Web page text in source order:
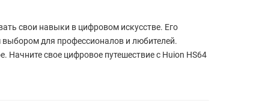
свои навыки в цифровом искусстве. Его
для профессионалов и любителей.
Начните свое цифровое путешествие с Huion HS64